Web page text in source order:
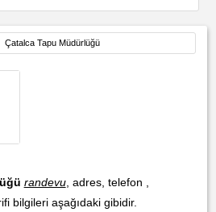
Çatalca Tapu Müdürlüğü
randevu, adres, telefon ,
bilgileri aşağıdaki gibidir.